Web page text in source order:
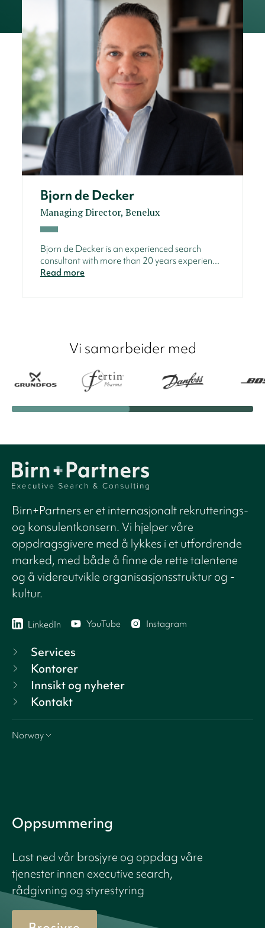
Bjorn de Decker
Managing Director, Benelux
Bjorn de Decker is an experienced search
consultant with more than 20 years experien...
Read more
Vi samarbeider med
Birn+Partners er et internasjonalt rekrutterings-
og konsulentkonsern. Vi hjelper våre
oppdragsgivere med å lykkes i et utfordrende
marked, med både å finne de rette talentene
og å videreutvikle organisasjonsstruktur og -
kultur.
LinkedIn YouTube Instagram
Services
Kontorer
Innsikt og nyheter
Kontakt
Norway
Oppsummering
Last ned vår brosjyre og oppdag våre
tjenester innen executive search,
rådgivning og styrestyring